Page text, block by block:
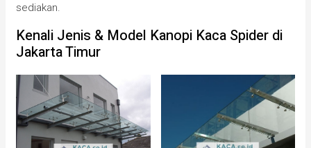
sediakan.
Kenali Jenis & Model Kanopi Kaca Spider di
Jakarta Timur